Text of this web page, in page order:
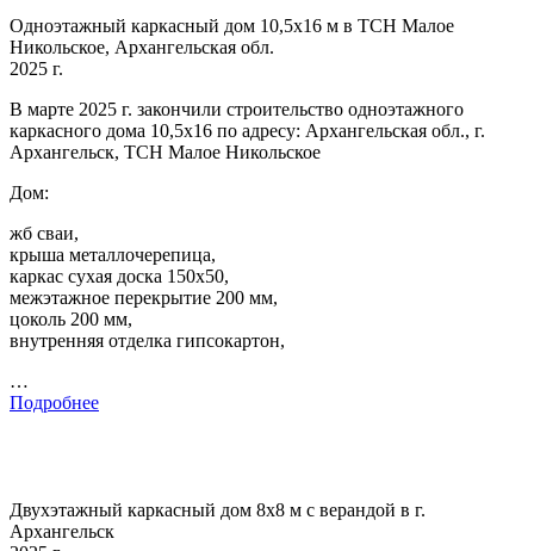
Одноэтажный каркасный дом 10,5х16 м в ТСН Малое
Никольское, Архангельская обл.
2025 г.
В марте 2025 г. закончили строительство одноэтажного
каркасного дома 10,5х16 по адресу: Архангельская обл., г.
Архангельск, ТСН Малое Никольское
Дом:
жб сваи,
крыша металлочерепица,
каркас сухая доска 150х50,
межэтажное перекрытие 200 мм,
цоколь 200 мм,
внутренняя отделка гипсокартон,
…
Подробнее
Двухэтажный каркасный дом 8х8 м с верандой в г.
Архангельск